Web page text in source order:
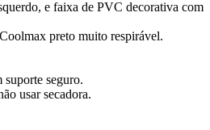
e faixa de PVC decorativa com
preto muito respirável.
suporte seguro.
usar secadora.